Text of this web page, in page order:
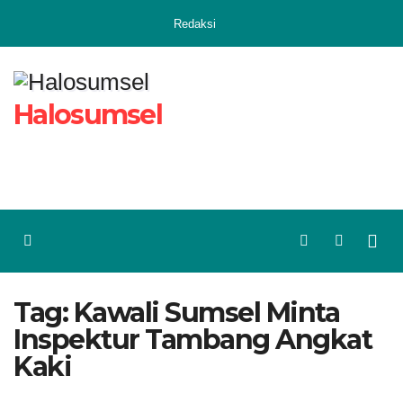
Redaksi
Halosumsel
Tag: Kawali Sumsel Minta
Inspektur Tambang Angkat
Kaki